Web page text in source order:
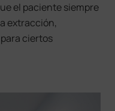
el paciente siempre
extracción,
ciertos